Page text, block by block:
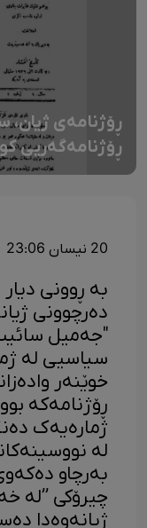
ڕۆژنامەی ژیان،
ڕۆژنامەگەریی
20 نیسان 23:06
بە ڕوونی
دەرچوونی
"جەمیل
سیاسیی لە
خوێنەر
ڕۆژنامەکە
ژمارەیەک
لە
بەرچاو
چیرۆکی ”لە
ژیانەوەدا